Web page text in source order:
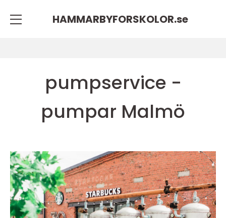
HAMMARBYFORSKOLOR.se
pumpservice -
pumpar Malmö